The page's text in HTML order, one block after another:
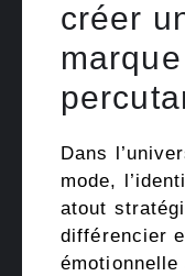
créer
Dans
mode,
atout
différencier